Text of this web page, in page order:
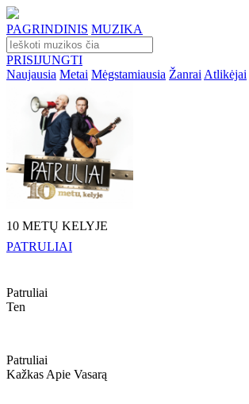
PAGRINDINIS MUZIKA
PRISIJUNGTI
Naujausia Metai Mėgstamiausia Žanrai Atlikėjai
10 METŲ KELYJE
PATRULIAI
Patruliai
Ten
Patruliai
Kažkas Apie Vasarą